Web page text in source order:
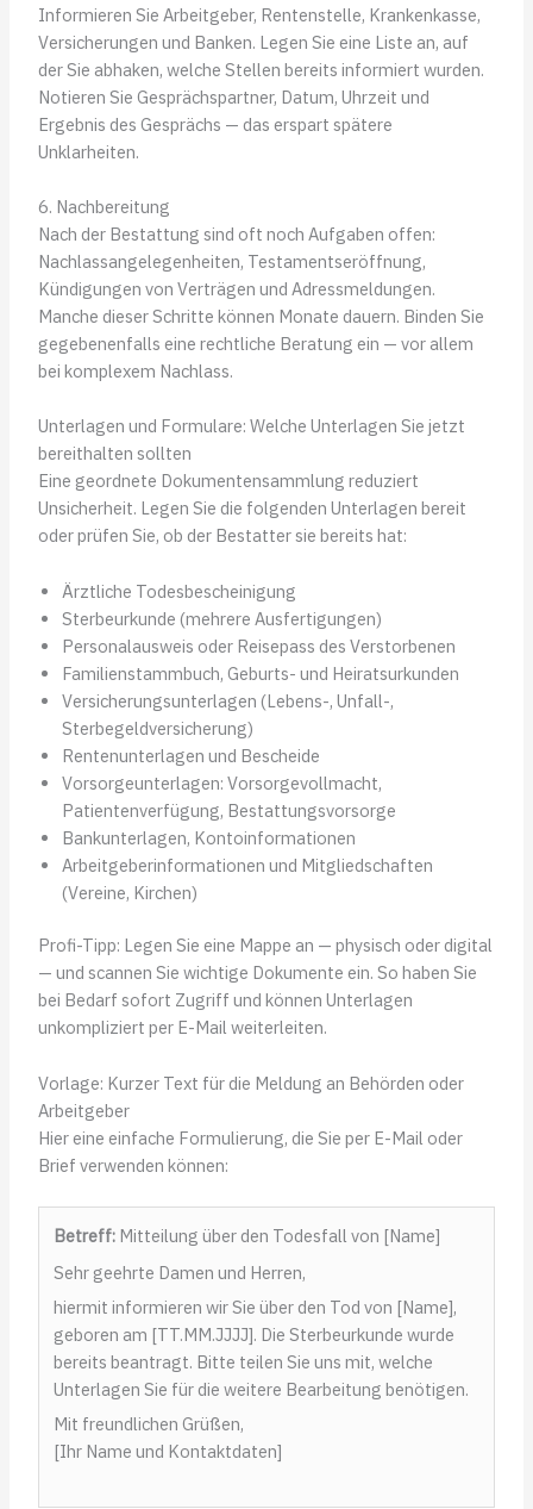
Informieren Sie Arbeitgeber, Rentenstelle, Krankenkasse,
Versicherungen und Banken. Legen Sie eine Liste an, auf
der Sie abhaken, welche Stellen bereits informiert wurden.
Notieren Sie Gesprächspartner, Datum, Uhrzeit und
Ergebnis des Gesprächs — das erspart spätere
Unklarheiten.
6. Nachbereitung
Nach der Bestattung sind oft noch Aufgaben offen:
Nachlassangelegenheiten, Testamentseröffnung,
Kündigungen von Verträgen und Adressmeldungen.
Manche dieser Schritte können Monate dauern. Binden Sie
gegebenenfalls eine rechtliche Beratung ein — vor allem
bei komplexem Nachlass.
Unterlagen und Formulare: Welche Unterlagen Sie jetzt
bereithalten sollten
Eine geordnete Dokumentensammlung reduziert
Unsicherheit. Legen Sie die folgenden Unterlagen bereit
oder prüfen Sie, ob der Bestatter sie bereits hat:
Ärztliche Todesbescheinigung
Sterbeurkunde (mehrere Ausfertigungen)
Personalausweis oder Reisepass des Verstorbenen
Familienstammbuch, Geburts- und Heiratsurkunden
Versicherungsunterlagen (Lebens-, Unfall-,
Sterbegeldversicherung)
Rentenunterlagen und Bescheide
Vorsorgeunterlagen: Vorsorgevollmacht,
Patientenverfügung, Bestattungsvorsorge
Bankunterlagen, Kontoinformationen
Arbeitgeberinformationen und Mitgliedschaften
(Vereine, Kirchen)
Profi-Tipp: Legen Sie eine Mappe an — physisch oder digital
— und scannen Sie wichtige Dokumente ein. So haben Sie
bei Bedarf sofort Zugriff und können Unterlagen
unkompliziert per E-Mail weiterleiten.
Vorlage: Kurzer Text für die Meldung an Behörden oder
Arbeitgeber
Hier eine einfache Formulierung, die Sie per E-Mail oder
Brief verwenden können:
Betreff:Mitteilung über den Todesfall von [Name]
Sehr geehrte Damen und Herren,
hiermit informieren wir Sie über den Tod von [Name],
geboren am [TT.MM.JJJJ]. Die Sterbeurkunde wurde
bereits beantragt. Bitte teilen Sie uns mit, welche
Unterlagen Sie für die weitere Bearbeitung benötigen.
Mit freundlichen Grüßen,
[Ihr Name und Kontaktdaten]